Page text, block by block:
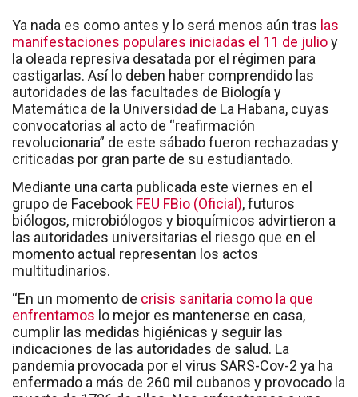
Ya nada es como antes y lo será menos aún tras las
manifestaciones populares iniciadas el 11 de julioy
la oleada represiva desatada por el régimen para
castigarlas. Así lo deben haber comprendido las
autoridades de las facultades de Biología y
Matemática de la Universidad de La Habana, cuyas
convocatorias al acto de “reafirmación
revolucionaria” de este sábado fueron rechazadas y
criticadas por gran parte de su estudiantado.
Mediante una carta publicada este viernes en el
grupo de Facebook FEU FBio (Oficial), futuros
biólogos, microbiólogos y bioquímicos advirtieron a
las autoridades universitarias el riesgo que en el
momento actual representan los actos
multitudinarios.
“En un momento de crisis sanitaria como la que
enfrentamos lo mejor es mantenerse en casa,
cumplir las medidas higiénicas y seguir las
indicaciones de las autoridades de salud. La
pandemia provocada por el virus SARS-Cov-2 ya ha
enfermado a más de 260 mil cubanos y provocado la